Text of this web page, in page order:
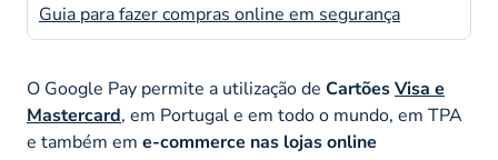
Guia para fazer compras online em segurança
O Google Pay permite a utilização de CartõesVisa e
Mastercard, em Portugal e em todo o mundo, em TPA
e também em e-commerce nas lojas online